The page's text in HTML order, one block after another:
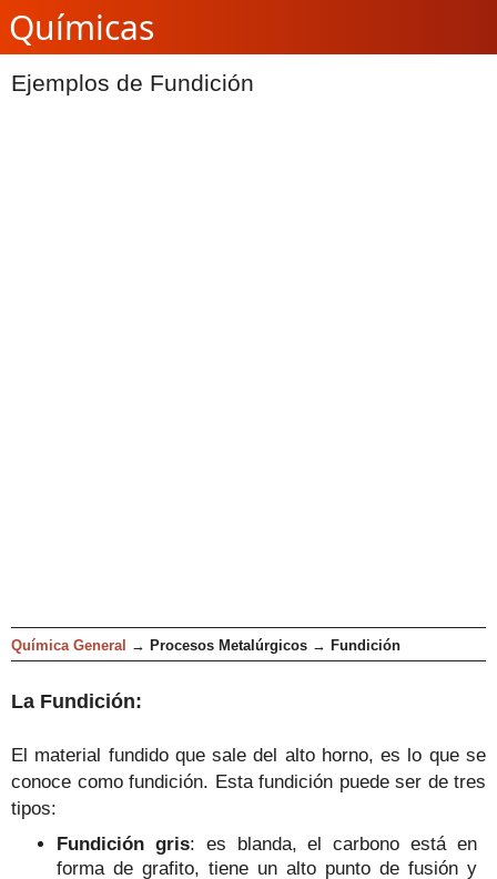
Químicas
Ejemplos de Fundición
Química General → Procesos Metalúrgicos → Fundición
La Fundición:
El material fundido que sale del alto horno, es lo que se
conoce como fundición. Esta fundición puede ser de tres
tipos:
Fundición gris: es blanda, el carbono está en
forma de grafito, tiene un alto punto de fusión y